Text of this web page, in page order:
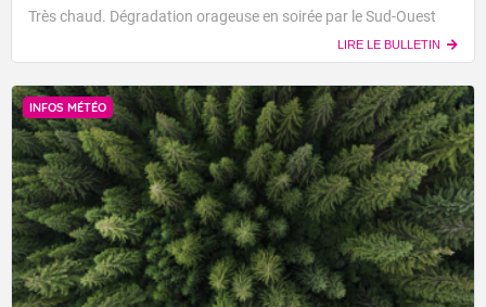
Très chaud. Dégradation orageuse en soirée par le Sud-Ouest
LIRE LE BULLETIN
INFOS MÉTÉO